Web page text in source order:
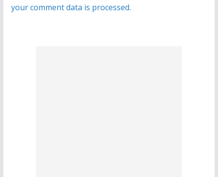
your comment data is processed.